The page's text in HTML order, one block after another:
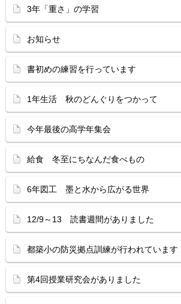
3年「重さ」の学習
お知らせ
書初めの練習を行っています
1年生活 秋のどんぐりをつかって
今年最後の高学年集会
給食 冬至にちなんだ食べもの
6年図工 墨と水から広がる世界
12/9～13 読書週間がありました
都築小の防災拠点訓練が行われています
第4回授業研究会がありました